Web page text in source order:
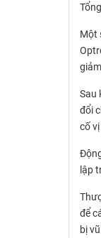
Một
Sau
đổi
cố
lập
để
bị